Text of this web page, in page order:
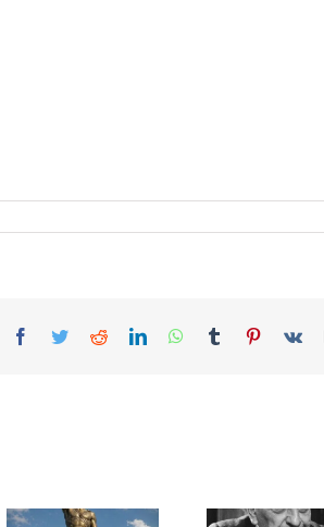
Facebook
TwitterRedditLinkedInWhatsApp
Tumblr Pinterest
Vk